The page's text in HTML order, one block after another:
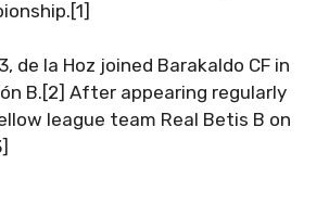
de la Hoz joined Barakaldo CF in
B.[2] After appearing regularly
league team Real Betis B on